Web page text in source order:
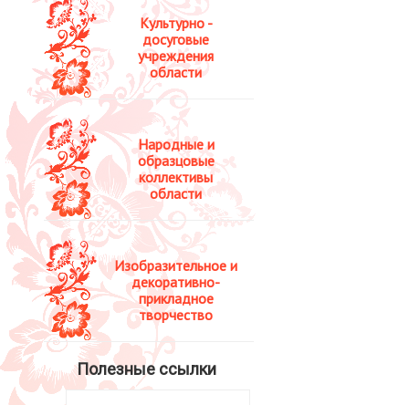
Культурно -
досуговые
учреждения
области
Народные и
образцовые
коллективы
области
Изобразительное и
декоративно-
прикладное
творчество
Полезные ссылки